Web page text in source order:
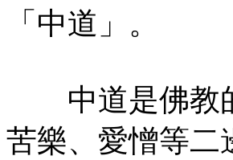
「中道」。
中道是佛教的
苦樂、愛憎等二